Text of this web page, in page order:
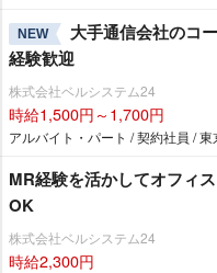
NEW
大手通信会社のコ
経験歓迎
株式会社ベルシステム24
時給1,500円～1,700円
アルバイト・パート / 契約社員 / 東
MR経験を活かしてオフィ
OK
株式会社ベルシステム24
時給2,300円